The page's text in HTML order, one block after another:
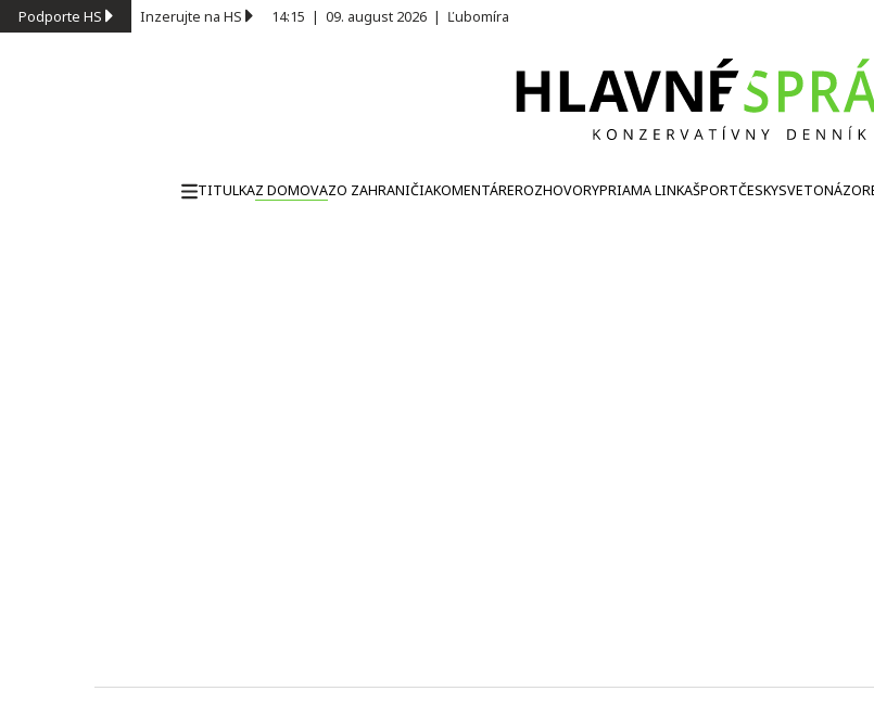
Podporte HS Inzerujte na HS 14:15 | 09. august 2026 | Ľubomíra
TITULKAZ DOMOVAZO ZAHRANIČIAKOMENTÁREROZHOVORYPRIAMA LINKAŠPORTČESKYSVETONÁZOR